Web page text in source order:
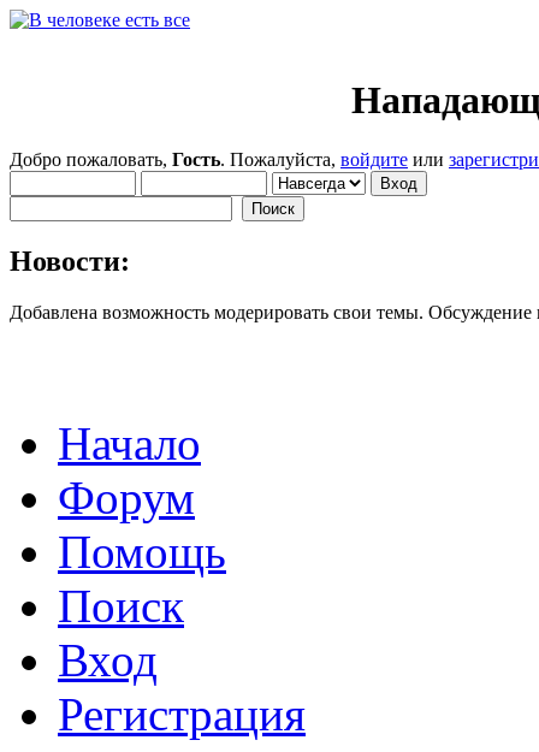
Добро пожаловать, Гость. Пожалуйста, войдите или
Новости:
Добавлена возможность модерировать свои темы.
Начало
Форум
Помощь
Поиск
Вход
Регистрация